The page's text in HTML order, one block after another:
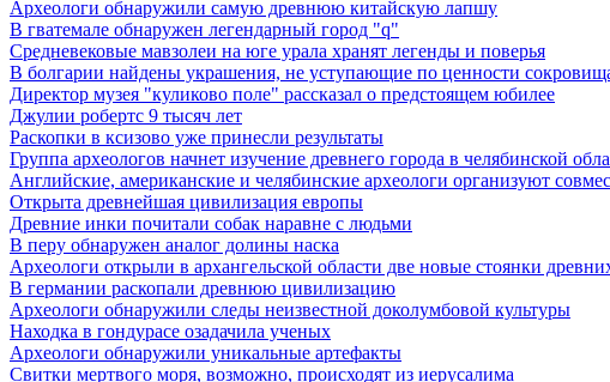
Археологи обнаружили самую древнюю китайскую лапшу
В гватемале обнаружен легендарный город "q"
Средневековые мавзолеи на юге урала хранят легенды и поверья
В болгарии найдены украшения, не уступающие по ценности
Директор музея "куликово поле" рассказал о предстоящем юбилее
Джулии робертс 9 тысяч лет
Раскопки в ксизово уже принесли результаты
Группа археологов начнет изучение древнего города в челябинской
Английские, американские и челябинские археологи организуют
Открыта древнейшая цивилизация европы
Древние инки почитали собак наравне с людьми
В перу обнаружен аналог долины наска
Археологи открыли в архангельской области две новые стоянки
В германии раскопали древнюю цивилизацию
Археологи обнаружили следы неизвестной доколумбовой культуры
Находка в гондурасе озадачила ученых
Археологи обнаружили уникальные артефакты
Свитки мертвого моря, возможно, происходят из иерусалима